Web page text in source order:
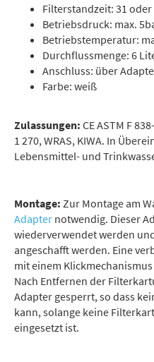
Filterstandzeit: 31
Betriebsdruck: max.
Betriebstemperatur:
Durchflussmenge: 6
Anschluss: über
Farbe: weiß
Zulassungen: CE ASTM F
1 270, WRAS, KIWA. In
Lebensmittel- und
Montage: Zur Montage am
Adapter notwendig. Dieser
wiederverwendet werden
angeschafft werden. Eine
mit einem
Nach Entfernen der
Adapter gesperrt, so dass
kann, solange keine
eingesetzt ist.